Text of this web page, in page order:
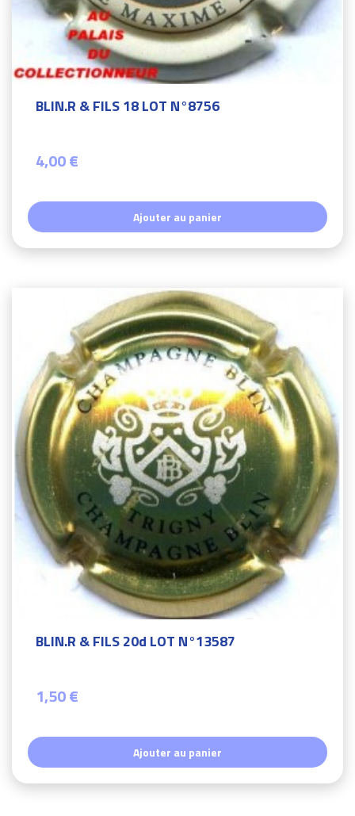
BLIN.R & FILS 18 LOT N°8756
4,00 €
Ajouter au panier
BLIN.R & FILS 20d LOT N°13587
1,50 €
Ajouter au panier